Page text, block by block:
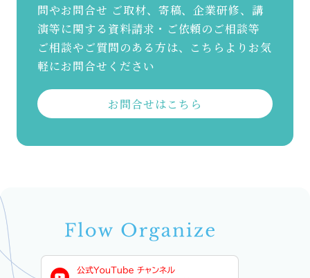
問やお問合せ ご取材、寄稿、企業研修、講
演等に関する資料請求・ご依頼のご相談等
ご相談やご質問のある方は、こちらよりお気
軽にお問合せください
お問合せはこちら